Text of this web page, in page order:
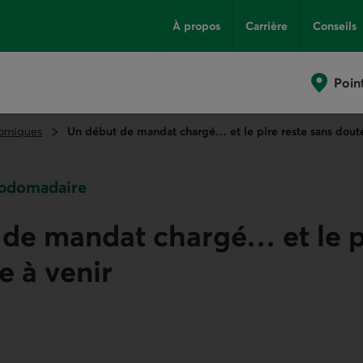
À propos Carrière Conseils
Un début de mandat chargé… et le pire reste sans
mandat chargé… et le
à venir